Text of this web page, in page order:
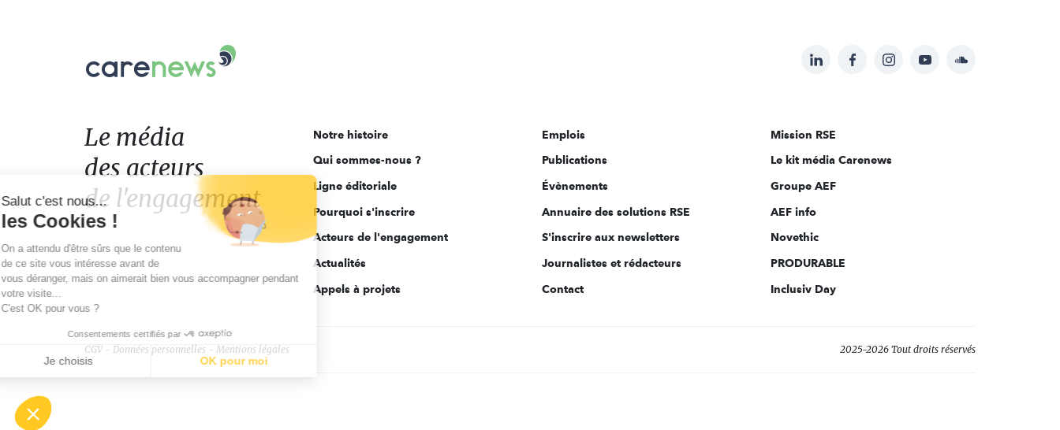
Suivez-
sur:
LinkedInFacebookInstagramYouTubeSoundcloud
Le
acteurs
de
l'engagement
Le média
des acteurs
de l'engagement
Notre histoire
Qui sommes-nous ?
Ligne éditoriale
Pourquoi s'inscrire
Acteurs de l'engagement
Actualités
Appels à projets
Emplois
Publications
Évènements
Annuaire des solutions RSE
S'inscrire aux newsletters
Journalistes et rédacteurs
Contact
Mission RSE
Le kit média Carenews
Groupe AEF
AEF info
Novethic
PRODURABLE
Inclusiv Day
CGV Données personnelles Mentions légales 2025-2026 Tout droits réservés
Salut c'est nous...
les Cookies !
On a attendu d'être sûrs que le contenu
de ce site vous intéresse avant de
vous déranger, mais on aimerait bien vous accompagner pendant
votre visite...
C'est OK pour vous ?
Consentements certifiés par
Je choisis OK pour moi
Notre plateforme vous permet d'adapter et de gérer vos paramètres de confidentialité, en garantissant la conformité avec les réglementations. Personnalisez vos préférences pour